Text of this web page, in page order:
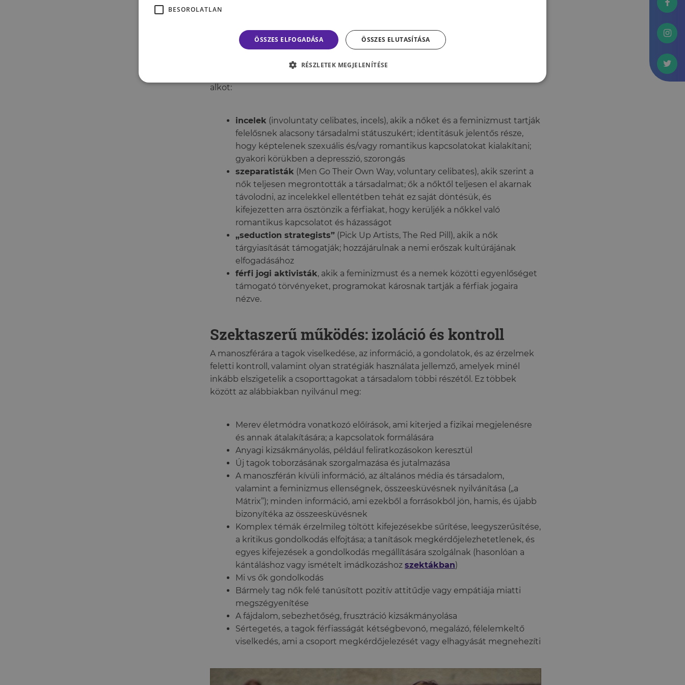
támogatják és szorgalmazzák, ami erősíti a csoporthoz való kötődést, miközben
növeli a távolságot mindenki mástól, ezzel hozzájárul a polarizációhoz.
alkot:
incelek(involuntaty celibates, incels), akik a nőket és a feminizmust tartják
felelősnek alacsony társadalmi státuszukért; identitásuk jelentős része,
hogy képtelenek szexuális és/vagy romantikus kapcsolatokat kialakítani;
gyakori körükben a depresszió, szorongás
szeparatisták(Men Go Their Own Way, voluntary celibates), akik szerint a
nők teljesen megrontották a társadalmat; ők a nőktől teljesen el akarnak
távolodni, az incelekkel ellentétben tehát ez saját döntésük, és
kifejezetten arra ösztönzik a férfiakat, hogy kerüljék a nőkkel való
romantikus kapcsolatot és házasságot
„seduction strategists”(Pick Up Artists, The Red Pill), akik a nők
tárgyiasítását támogatják; hozzájárulnak a nemi erőszak kultúrájának
elfogadásához
férfi jogi aktivisták, akik a feminizmust és a nemek közötti egyenlőséget
támogató törvényeket, programokat károsnak tartják a férfiak jogaira
nézve.
Szektaszerű működés: izoláció és kontroll
A manoszférára a tagok viselkedése, az információ, a gondolatok, és az érzelmek
feletti kontroll, valamint olyan stratégiák használata jellemző, amelyek minél
inkább elszigetelik a csoporttagokat a társadalom többi részétől. Ez többek
között az alábbiakban nyilvánul meg:
Merev életmódra vonatkozó előírások, ami kiterjed a fizikai megjelenésre
és annak átalakítására; a kapcsolatok formálására
Anyagi kizsákmányolás, például feliratkozásokon keresztül
Új tagok toborzásának szorgalmazása és jutalmazása
A manoszférán kívüli információ, az általános média és társadalom,
valamint a feminizmus ellenségnek, összeesküvésnek nyilvánítása („a
Mátrix”); minden információ, ami ezekből a forrásokból jön, hamis, és újabb
bizonyítéka az összeesküvésnek
Komplex témák érzelmileg töltött kifejezésekbe sűrítése, leegyszerűsítése,
a kritikus gondolkodás elfojtása; a tanítások megkérdőjelezhetetlenek, és
egyes kifejezések a gondolkodás megállítására szolgálnak (hasonlóan a
kántáláshoz vagy ismételt imádkozáshoz szektákban)
Mi vs ők gondolkodás
Bármely tag nők felé tanúsított pozitív attitűdje vagy empátiája miatti
megszégyenítése
A fájdalom, sebezhetőség, frusztráció kizsákmányolása
Sértegetés, a tagok férfiasságát kétségbevonó, megalázó, félelemkeltő
viselkedés, ami a csoport megkérdőjelezését vagy elhagyását megnehezíti
BESOROLATLAN
ÖSSZES ELFOGADÁSA ÖSSZES ELUTASÍTÁSA
RÉSZLETEK MEGJELENÍTÉSE